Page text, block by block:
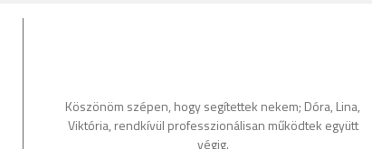
Köszönöm szépen, hogy segítettek nekem; Dóra, Lina,
Viktória, rendkívül professzionálisan működtek együtt
végig.